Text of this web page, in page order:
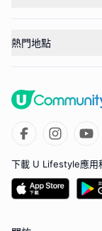
熱門地點
下載 U Lifestyle應用